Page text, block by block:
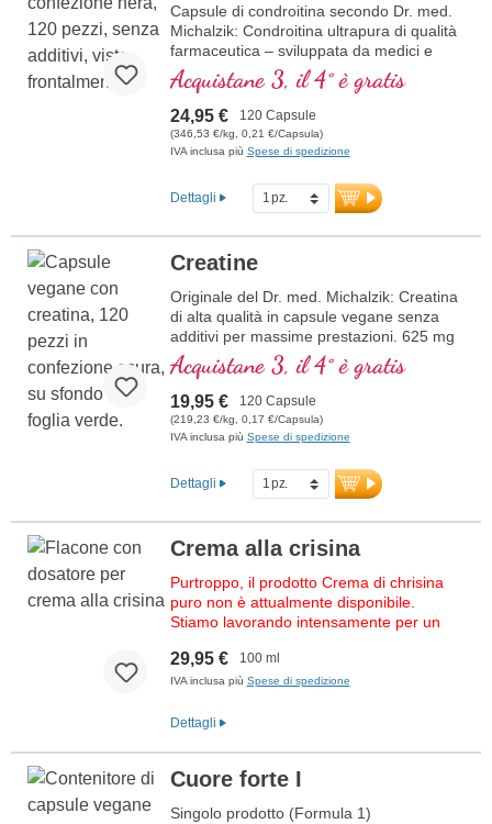
Capsule di condroitina secondo Dr. med.
Michalzik: Condroitina ultrapura di qualità
farmaceutica – sviluppata da medici e
priva di additivi. Le capsule ultrapure di
condroitina di Biotikon forniscono da 980
mg a 1960 mg di solfato di condroitina per
dose giornaliera. Prodotto in Germania
secondo i più severi standard certificati
esperienza nella produzione di sostanze
vitali di alta qualità.
di condroitina
Acquistane 3, il 4° è gratis
24,95 € 120 Capsule
(346,53 €/kg, 0,21 €/Capsula)
IVA inclusa più Spese di spedizione
Dettagli
Creatine
Originale del Dr. med. Michalzik: Creatina
di alta qualità in capsule vegane senza
additivi per massime prestazioni. 625 mg
di creatina monoidrato pura per capsula,
ideale per vegani e vegetariani. Capsule
vegetali ultrapure, prive di carragenina e
PEG, garantiscono purezza e sicurezza.
Prodotto in Germania, basato su oltre 20
preserva i nutrienti vitali. Sviluppato con
l'esperienza meticolosa del Dr. med.
allenamenti ad alta intensità: la creatina
migliora le prestazioni fisiche, soprattutto
durante le sessioni di allenamento brevi e
intense. Provato, certificato e privo di
contaminanti – creatina del Dr. med.
Michalzik per i tuoi obiettivi sportivi.
Acquistane 3, il 4° è gratis
19,95 € 120 Capsule
(219,23 €/kg, 0,17 €/Capsula)
IVA inclusa più Spese di spedizione
Dettagli
Crema alla crisina
Purtroppo, il prodotto Crema di chrisina
puro non è attualmente disponibile.
Stiamo lavorando intensamente per un
29,95 € 100 ml
IVA inclusa più Spese di spedizione
Dettagli
Cuore forte I
Singolo prodotto (Formula 1)